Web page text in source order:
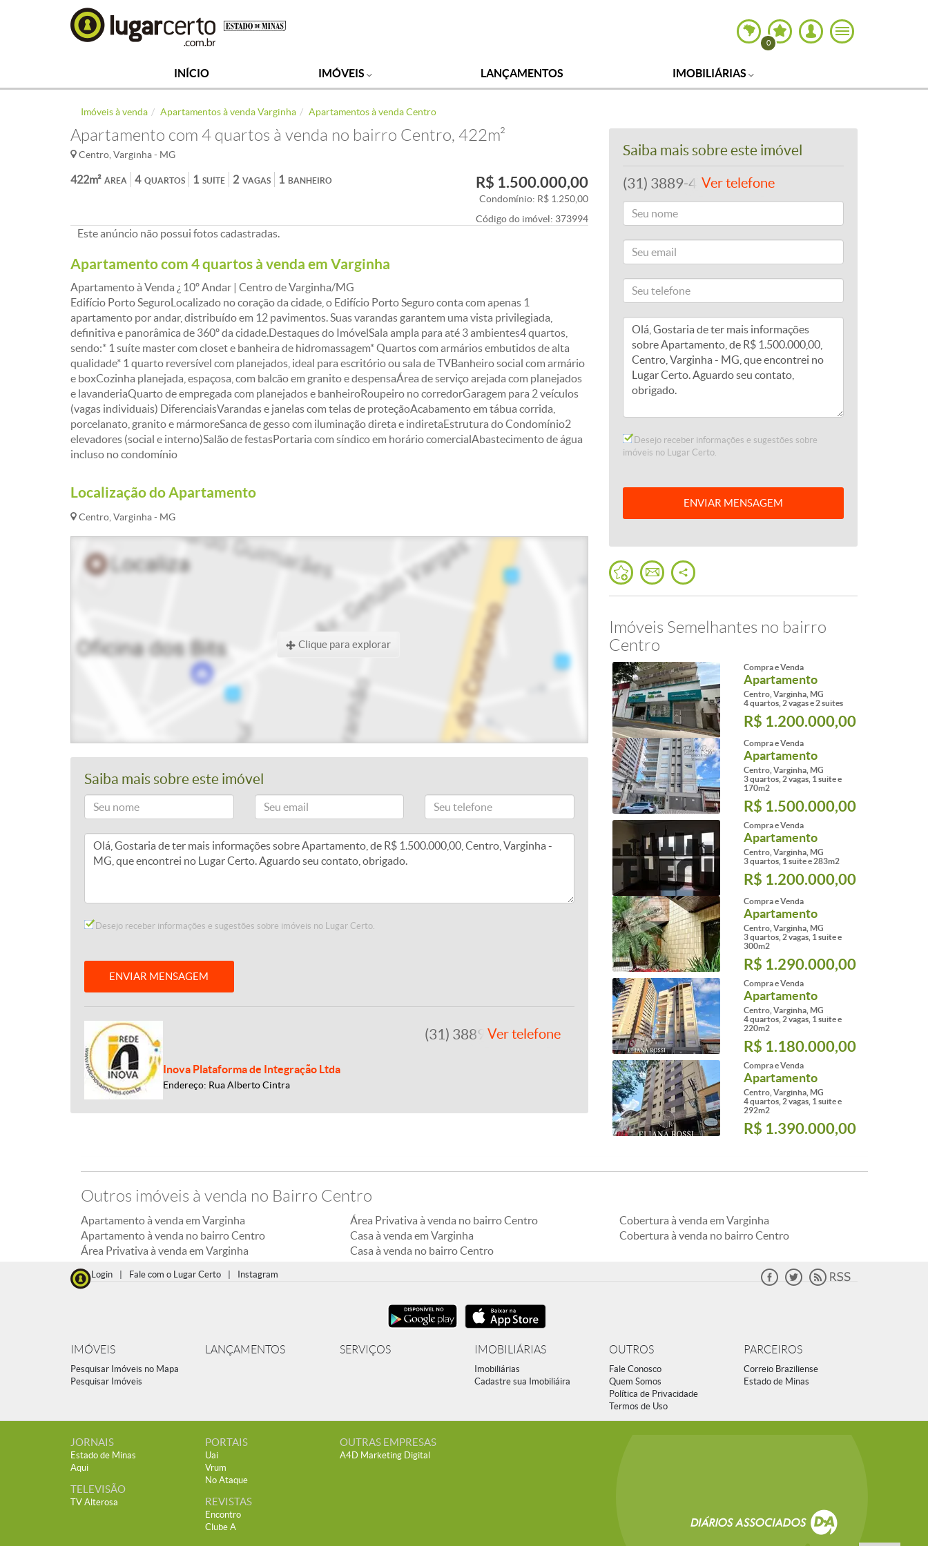
0
INÍCIO IMÓVEIS LANÇAMENTOS IMOBILIÁRIAS
Imóveis à venda Apartamentos à venda Varginha Apartamentos à venda Centro
Apartamento com 4 quartos à venda no bairro Centro, 422m²
Centro, Varginha - MG
ÁREA
422m² QUARTOS
4 SUÍTE
1 VAGAS
2 BANHEIRO
1 R$ 1.500.000,00
Condomínio: R$ 1.250,00
Código do imóvel: 373994
Este anúncio não possui fotos cadastradas.
Apartamento com 4 quartos à venda em Varginha
Apartamento à Venda ¿ 10º Andar | Centro de Varginha/MG
Edifício Porto SeguroLocalizado no coração da cidade, o Edifício Porto Seguro conta com apenas 1
apartamento por andar, distribuído em 12 pavimentos. Suas varandas garantem uma vista privilegiada,
definitiva e panorâmica de 360º da cidade.Destaques do ImóvelSala ampla para até 3 ambientes4 quartos,
sendo:* 1 suíte master com closet e banheira de hidromassagem* Quartos com armários embutidos de alta
qualidade* 1 quarto reversível com planejados, ideal para escritório ou sala de TVBanheiro social com armário
e boxCozinha planejada, espaçosa, com balcão em granito e despensaÁrea de serviço arejada com planejados
e lavanderiaQuarto de empregada com planejados e banheiroRoupeiro no corredorGaragem para 2 veículos
(vagas individuais) DiferenciaisVarandas e janelas com telas de proteçãoAcabamento em tábua corrida,
porcelanato, granito e mármoreSanca de gesso com iluminação direta e indiretaEstrutura do Condomínio2
elevadores (social e interno)Salão de festasPortaria com síndico em horário comercialAbastecimento de água
incluso no condomínio
Localização do Apartamento
Centro, Varginha - MG
Clique para explorar
Saiba mais sobre este imóvel
Desejo receber informações e sugestões sobre imóveis no Lugar Certo.
ENVIAR MENSAGEM
Inova Plataforma de Integração Ltda
Endereço: Rua Alberto Cintra
(31) 3889-4765Ver telefone
Saiba mais sobre este imóvel
(31) 3889-4765Ver telefone
Desejo receber informações e sugestões sobre
imóveis no Lugar Certo.
ENVIAR MENSAGEM
Imóveis Semelhantes no bairro
Centro
Compra e Venda
Apartamento
Centro, Varginha, MG
4 quartos, 2 vagas e 2 suites
R$ 1.200.000,00
Compra e Venda
Apartamento
Centro, Varginha, MG
3 quartos, 2 vagas, 1 suite e
170m2
R$ 1.500.000,00
Compra e Venda
Apartamento
Centro, Varginha, MG
3 quartos, 1 suite e 283m2
R$ 1.200.000,00
Compra e Venda
Apartamento
Centro, Varginha, MG
3 quartos, 2 vagas, 1 suite e
300m2
R$ 1.290.000,00
Compra e Venda
Apartamento
Centro, Varginha, MG
4 quartos, 2 vagas, 1 suite e
220m2
R$ 1.180.000,00
Compra e Venda
Apartamento
Centro, Varginha, MG
4 quartos, 2 vagas, 1 suite e
292m2
R$ 1.390.000,00
Outros imóveis à venda no Bairro Centro
Apartamento à venda em Varginha
Apartamento à venda no bairro Centro
Área Privativa à venda em Varginha
Área Privativa à venda no bairro Centro
Casa à venda em Varginha
Casa à venda no bairro Centro
Cobertura à venda em Varginha
Cobertura à venda no bairro Centro
Login Fale com o Lugar Certo Instagram
IMÓVEIS
Pesquisar Imóveis no Mapa
Pesquisar Imóveis
LANÇAMENTOS SERVIÇOS IMOBILIÁRIAS
Imobiliárias
Cadastre sua Imobiliáira
OUTROS
Fale Conosco
Quem Somos
Política de Privacidade
Termos de Uso
PARCEIROS
Correio Braziliense
Estado de Minas
JORNAIS
Estado de Minas
Aqui
TELEVISÃO
TV Alterosa
PORTAIS
Uai
Vrum
No Ataque
REVISTAS
Encontro
Clube A
OUTRAS EMPRESAS
A4D Marketing Digital